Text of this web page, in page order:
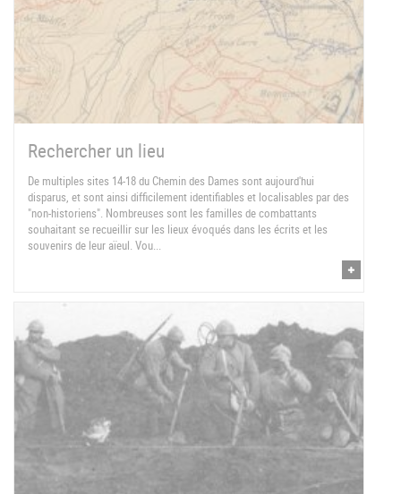
Rechercher un lieu
De multiples sites 14-18 du Chemin des Dames sont aujourd'hui
disparus, et sont ainsi difficilement identifiables et localisables par des
"non-historiens". Nombreuses sont les familles de combattants
souhaitant se recueillir sur les lieux évoqués dans les écrits et les
souvenirs de leur aïeul. Vou...